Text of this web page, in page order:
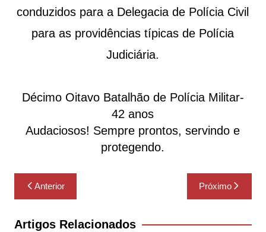
conduzidos para a Delegacia de Polícia Civil
para as providências típicas de Polícia
Judiciária.
Décimo Oitavo Batalhão de Polícia Militar-
42 anos
Audaciosos! Sempre prontos, servindo e
protegendo.
Navegação
de
Post
Anterior Próximo
Artigos Relacionados